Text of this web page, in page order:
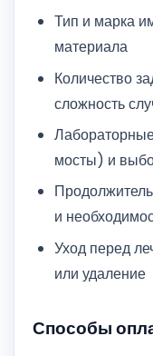
Тип и марка
материала
Количество
сложность
мосты) и
и
Уход перед
или удаление
Способы